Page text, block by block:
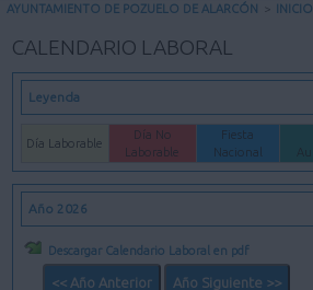
MI CARPETA
INFORMACIÓN MUNICIPAL
AYUDA
AYUNTAMIENTO DE POZUELO DE ALARCÓN > INICIO
CALENDARIO LABORAL
Leyenda
Día Laborable
Día No
Laborable
Fiesta
Nacional
Año 2026
Descargar Calendario Laboral en pdf
<< Año Anterior Año Siguiente >>